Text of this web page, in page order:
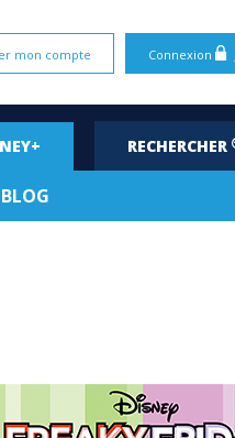
Connexion
mon compte
RECHERCHER
BLOG